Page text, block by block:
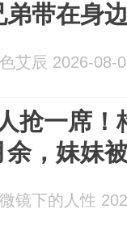
弟带在身
艾辰 2026-08-
抢一席！
余，妹妹
镜下的人性